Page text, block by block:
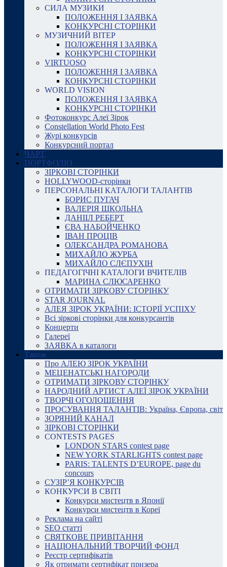
СИЛА МУЗИКИ
ПОЛОЖЕННЯ І ЗАЯВКА
КОНКУРСНІ СТОРІНКИ
МУЗИЧНИЙ ВІТЕР
ПОЛОЖЕННЯ І ЗАЯВКА
КОНКУРСНІ СТОРІНКИ
VIRTUOSO
ПОЛОЖЕННЯ І ЗАЯВКА
КОНКУРСНІ СТОРІНКИ
WORLD VISION
ПОЛОЖЕННЯ І ЗАЯВКА
КОНКУРСНІ СТОРІНКИ
Фотоконкурс Алеї Зірок
Constellation World Photo Fest
Журі конкурсів
Конкурсний портал
ЧАРТ
ПОРТФОЛІО
ЗІРКОВІ СТОРІНКИ
HOLLYWOOD-сторінки
ПЕРСОНАЛЬНІ КАТАЛОГИ ТАЛАНТІВ
БОРИС ПУГАЧ
ВАЛЕРІЯ ШКОЛЬНА
ДАНІІЛ РЕБЕРТ
ЄВА НАБОЙЧЕНКО
ІВАН ПРОЦІВ
ОЛЕКСАНДРА РОМАНОВА
МИХАЙЛО ЖУРБА
МИХАЙЛО СЛЄПУХІН
ПЕДАГОГІЧНІ КАТАЛОГИ ВЧИТЕЛІВ
МАРИНА СЛЮСАРЕНКО
ОТРИМАТИ ЗІРКОВУ СТОРІНКУ
STAR JOURNAL
АЛЕЯ ЗІРОК УКРАЇНИ: ІСТОРІЇ УСПІХУ
Всі зіркові сторінки для конкурсантів
Концерти
Галереї
ЗАЯВКА в каталоги
Також
Про АЛЕЮ ЗІРОК УКРАЇНИ
МЕЦЕНАТСЬКІ НАГОРОДИ
ОТРИМАТИ ЗІРКОВУ СТОРІНКУ
НАРОДНИЙ АРТИСТ АЛЕЇ ЗІРОК УКРАЇНИ
ТВОРЧІ ОГОЛОШЕННЯ
ПРОСУВАННЯ ТАЛАНТІВ: Україна, Європа, світ
ЗОРЯНИЙ КАНАЛ
ЗІРКОВІ СТОРІНКИ
CONTESTS PAGES
LONDON STARS contest page
NEW YORK STARLIGHTS contest page
PARIS: TALENTS D’EUROPE, page du
concours
СУЗІР’Я КОНКУРСІВ
КОНКУРСИ В СВІТІ
Конкурси мистецтв в Японії
Конкурси мистецтв в Кореї
Реклама на сайті
SEO статті
СВЯТКОВЕ ПРИВІТАННЯ
НАЦІОНАЛЬНИЙ ТВОРЧИЙ ФОНД
Реєстр сертифікатів
Як отримати сертифікат призера